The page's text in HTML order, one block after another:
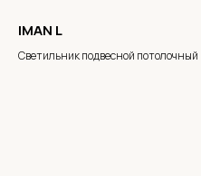
IMAN L
Светильник подвесной потолочный